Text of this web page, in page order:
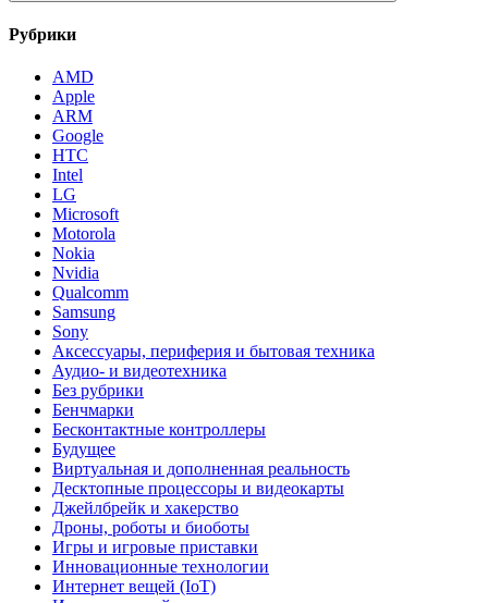
Рубрики
AMD
Apple
ARM
Google
HTC
Intel
LG
Microsoft
Motorola
Nokia
Nvidia
Qualcomm
Samsung
Sony
Аксессуары, периферия и бытовая техника
Аудио- и видеотехника
Без рубрики
Бенчмарки
Бесконтактные контроллеры
Будущее
Виртуальная и дополненная реальность
Десктопные процессоры и видеокарты
Джейлбрейк и хакерство
Дроны, роботы и биоботы
Игры и игровые приставки
Инновационные технологии
Интернет вещей (IoT)